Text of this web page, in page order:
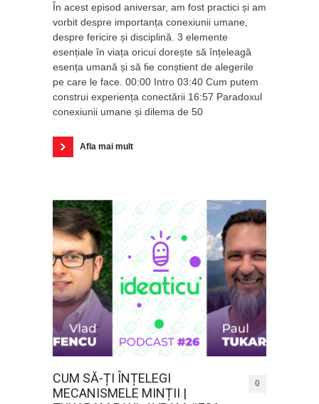
În acest episod aniversar, am fost practici și am
vorbit despre importanța conexiunii umane,
despre fericire și disciplină. 3 elemente
esențiale în viața oricui dorește să înțeleagă
esența umană și să fie conștient de alegerile
pe care le face. 00:00 Intro 03:40 Cum putem
construi experiența conectării 16:57 Paradoxul
conexiunii umane și dilema de 50
Afla mai mult
CUM SĂ-ȚI ÎNȚELEGI
MECANISMELE MINȚII |
0